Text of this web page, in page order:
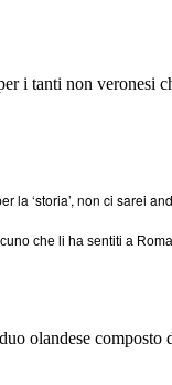
i tanti non
la ‘storia’, non ci sarei
che li ha sentiti a
olandese